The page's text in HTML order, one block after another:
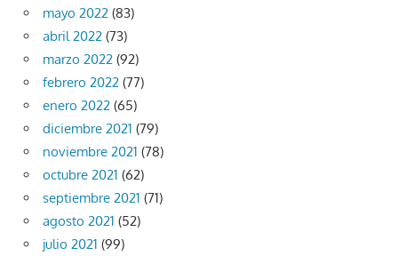
mayo 2022 (83)
abril 2022 (73)
marzo 2022 (92)
febrero 2022 (77)
enero 2022 (65)
diciembre 2021 (79)
noviembre 2021 (78)
octubre 2021 (62)
septiembre 2021 (71)
agosto 2021 (52)
julio 2021 (99)